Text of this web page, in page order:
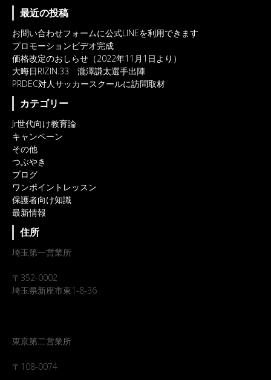
最近の投稿
お問い合わせフォームに公式LINEを利用できます
プロモーションビデオ完成
価格改定のおしらせ（2022年11月1日より）
大晦日RIZIN.33 瀧澤謙太選手出陣
PRDEC対人サッカースクールに訪問取材
カテゴリー
Jr世代向け教育論
キャンペーン
その他
つぶやき
ブログ
ワンポイントレッスン
保護者向け知識
最新情報
住所
埼玉第一営業所
〒352-0002
埼玉県新座市東1-8-36
東京第二営業所
〒108-0074